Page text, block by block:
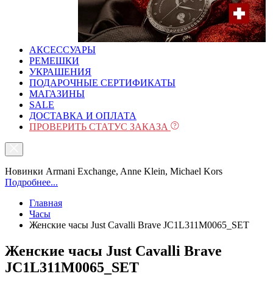
АКСЕССУАРЫ
РЕМЕШКИ
УКРАШЕНИЯ
ПОДАРОЧНЫЕ СЕРТИФИКАТЫ
МАГАЗИНЫ
SALE
ДОСТАВКА И ОПЛАТА
ПРОВЕРИТЬ СТАТУС ЗАКАЗА
Новинки Armani Exchange, Anne Klein, Michael Kors
Подробнее...
Главная
Часы
Женские часы Just Cavalli Brave JC1L311M0065_SET
Женские часы Just Cavalli Brave
JC1L311M0065_SET